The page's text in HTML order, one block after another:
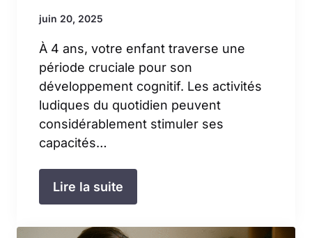
juin 20, 2025
À 4 ans, votre enfant traverse une
période cruciale pour son
développement cognitif. Les activités
ludiques du quotidien peuvent
considérablement stimuler ses
capacités…
Lire la suite